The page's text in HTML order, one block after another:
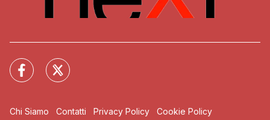
Chi Siamo Contatti Privacy Policy Cookie Policy